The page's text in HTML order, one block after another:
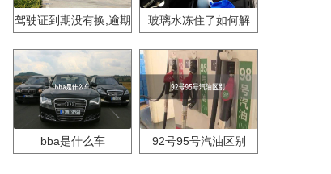
驾驶证到期没有换,逾期
玻璃水冻住了如何解
bba是什么车 92号95号汽油区别